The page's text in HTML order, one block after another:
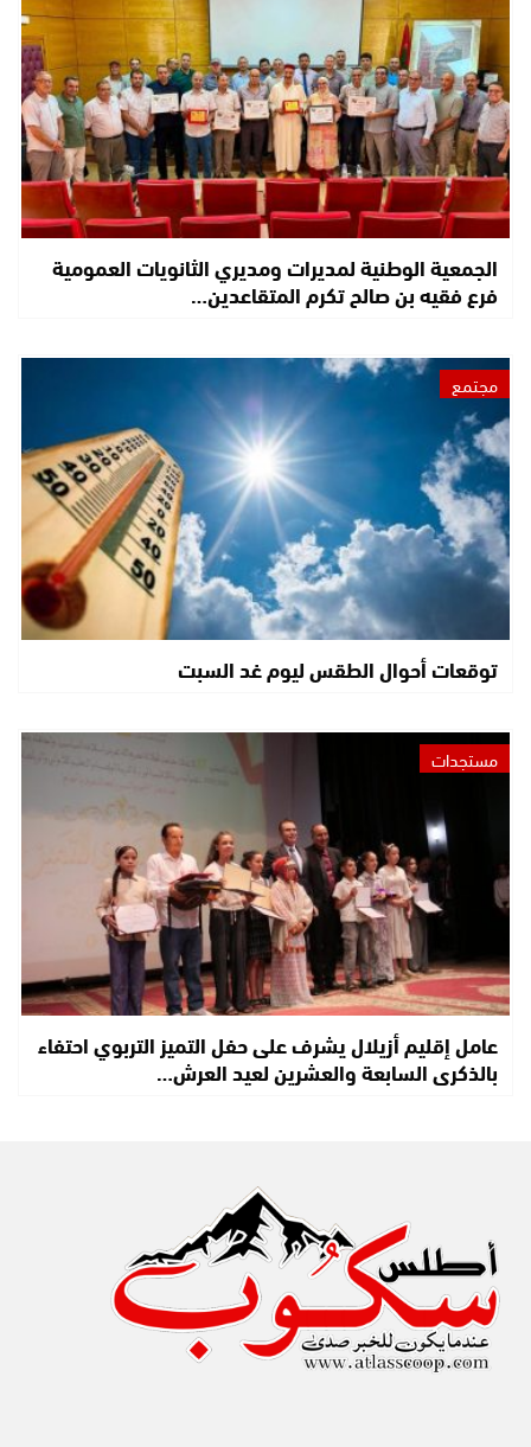
الجمعية الوطنية لمديرات ومديري الثانويات العمومية
فرع فقيه بن صالح تكرم المتقاعدين…
مجتمع
توقعات أحوال الطقس ليوم غد السبت
مستجدات
عامل إقليم أزيلال يشرف على حفل التميز التربوي احتفاء
بالذكرى السابعة والعشرين لعيد العرش…